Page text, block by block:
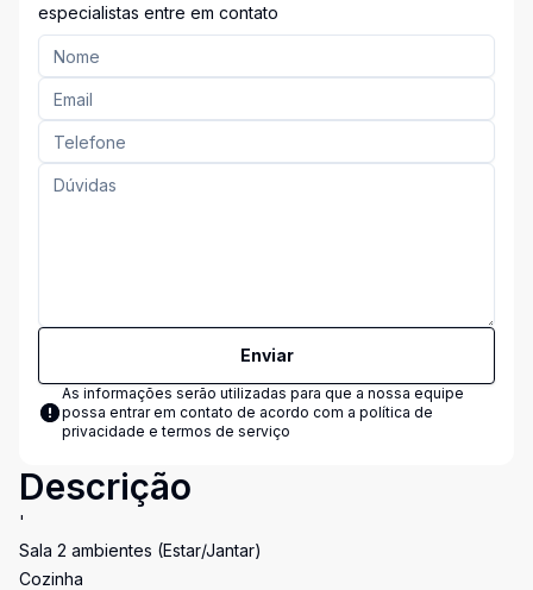
especialistas entre em contato
Enviar
As informações serão utilizadas para que a nossa equipe
possa entrar em contato de acordo com a política de
privacidade e termos de serviço
Descrição
'
Sala 2 ambientes (Estar/Jantar)
Cozinha